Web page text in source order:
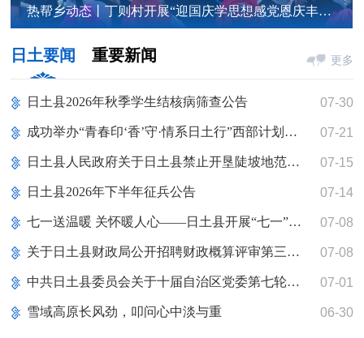
关于征集阻碍民营经济发展壮大问题线索的公告
西藏自治区政府启动2026年及“十五五”意见建议征集
培训村医 “提能力”，服务群众 “强本领”
热帮乡动态丨丁则村开展“迎国庆学思想感党恩庆丰
收”主题活动
日土县人大常委会机关组织开展第十个国家宪法日宪
法宣誓仪式
关于征集阻碍民营经济发展壮大问题线索的公告
西藏自治区政府启动2026年及“十五五”意见建议征集
日土要闻 重要新闻
日土县2026年秋季学生结核病筛查公告 07-30
成功举办“青春印‘香’守·情系日土行”西部计划离岗志愿者主题团日活动 07-21
日土县人民政府关于日土县禁止开垦陡坡地范围划定技术报告的公告 07-15
日土县2026年下半年征兵公告 07-14
七一送温暖 关怀暖人心——日土县开展“七一”走访慰问活动 07-08
关于日土县财政局公开招聘财政概算评审第三方服务公司的公告 07-08
中共日土县委员会关于十届自治区党委第七轮巡视整改进展情况的通报 07-01
雪域高原长风劲，叩问心中淡与重 06-30
更多